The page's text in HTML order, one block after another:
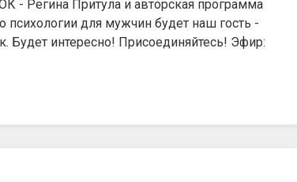
- Регина Притула и авторская программа
для мужчин будет наш гость -
Будет интересно! Присоединяйтесь! Эфир: